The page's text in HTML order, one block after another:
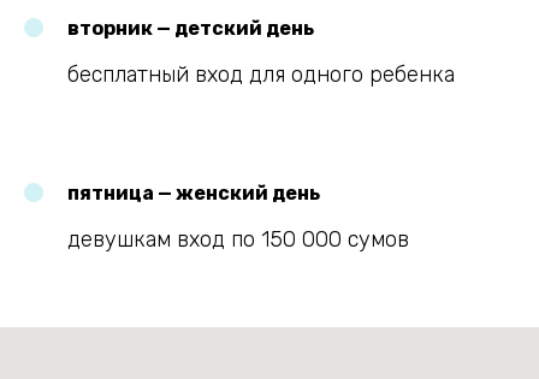
вторник — детский день
бесплатный вход для одного ребенка
пятница — женский день
девушкам вход по 150 000 сумов